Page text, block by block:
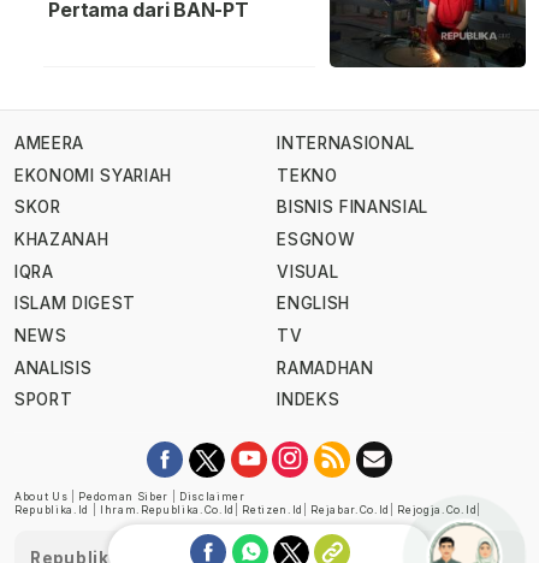
Pertama dari BAN-PT
AMEERA
EKONOMI SYARIAH
SKOR
KHAZANAH
IQRA
ISLAM DIGEST
NEWS
ANALISIS
SPORT
INTERNASIONAL
TEKNO
BISNIS FINANSIAL
ESGNOW
VISUAL
ENGLISH
TV
RAMADHAN
INDEKS
About Us Pedoman Siber
Disclaimer
Republika.id
Ihram.republika.co.id Retizen.id Rejabar.co.id Rejogja.co.id
Republika telah diverifikasi oleh Dewan Pers